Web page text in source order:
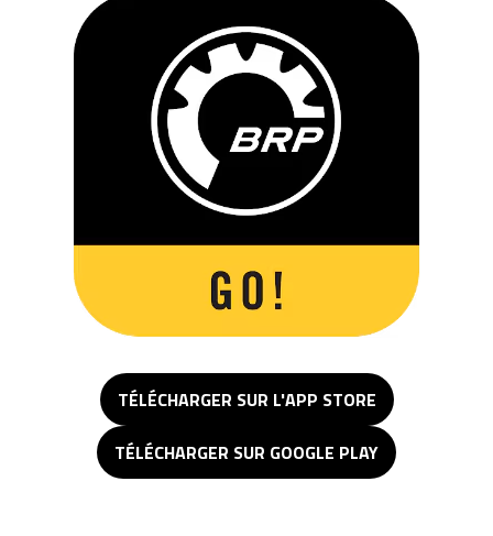
TÉLÉCHARGER SUR L'APP STORE
TÉLÉCHARGER SUR GOOGLE PLAY